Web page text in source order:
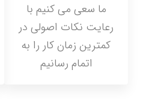
ما سعی می کنیم با
رعایت نکات اصولی در
کمترین زمان کار را به
اتمام رسانیم